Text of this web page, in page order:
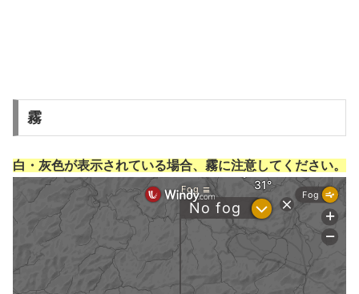
霧
白・灰色が表示されている場合、霧に注意してください。